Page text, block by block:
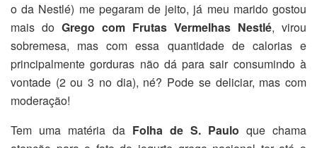
o da Nestlé) me pegaram de jeito, já meu marido gostou
mais do Grego com Frutas Vermelhas Nestlé, virou
sobremesa, mas com essa quantidade de calorias e
principalmente gorduras não dá para sair consumindo à
vontade (2 ou 3 no dia), né? Pode se deliciar, mas com
moderação!
Tem uma matéria da Folha de S. Paulo que chama